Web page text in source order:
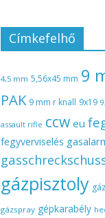
Címkefelhő
4,5 mm 5,56x45 mm 9
PAK 9 mm r knall 9x19
assault rifle ccw eu
fegyverviselés
gázpisztoly
gázspray gépkarabély